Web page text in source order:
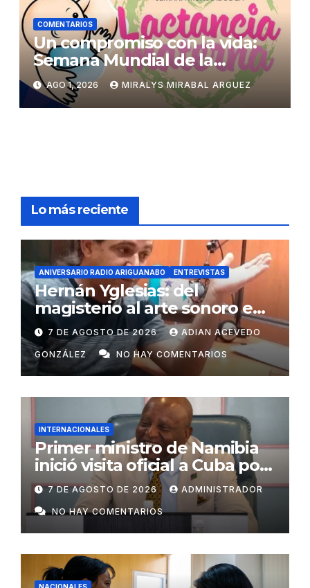
COMENTARIOS
Un compromiso con la vida:
Semana Mundial de la
Lactancia Materna
AGO 1, 2026 MIRALYS MIRABAL ARGUEZ
Lo más reciente
ANIVERSARIO RADIO ARIGUANABO ENTREVISTAS
Hernán Yglesias: del
magisterio al arte sonoro en
Radio Ariguanabo
7 DE AGOSTO DE 2026 ADIAN ACEVEDO
GONZÁLEZ NO HAY COMENTARIOS
INTERNACIONALES
Primer ministro de Namibia
inició visita oficial a Cuba por
invitación de Manuel Marrero
7 DE AGOSTO DE 2026 ADMINISTRADOR
NO HAY COMENTARIOS